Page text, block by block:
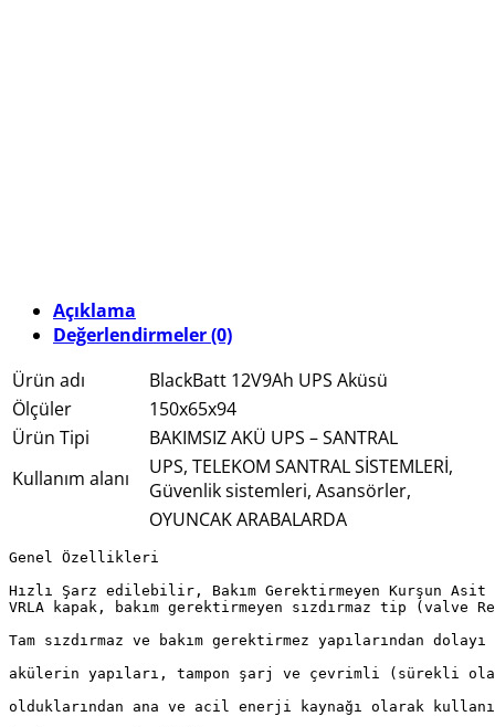
Açıklama
Değerlendirmeler (0)
Ürün adı
BlackBatt 12V9Ah UPS Aküsü
Ölçüler
150x65x94
Ürün Tipi
BAKIMSIZ AKÜ UPS – SANTRAL
Kullanım alanı
UPS, TELEKOM SANTRAL SİSTEMLERİ,
Güvenlik sistemleri, Asansörler,
OYUNCAK ARABALARDA
Genel Özellikleri
Hızlı Şarz edilebilir, Bakım Gerektirmeyen Kurşun Asit
VRLA kapak, bakım gerektirmeyen sızdırmaz tip
Tam sızdırmaz ve bakım gerektirmez yapılarından
akülerin yapıları, tampon şarj ve çevrimli (sürekli
olduklarından ana ve acil enerji kaynağı olarak